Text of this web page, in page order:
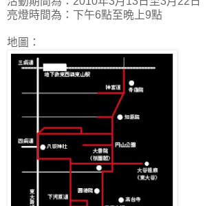
亮燈時間為：下午6點至晩上9點
地圖：